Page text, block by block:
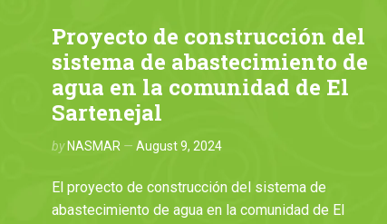
Proyecto de construcción del
sistema de abastecimiento de
agua en la comunidad de El
Sartenejal
by NASMAR August 9, 2024
El proyecto de construcción del sistema de
abastecimiento de agua en la comunidad de El